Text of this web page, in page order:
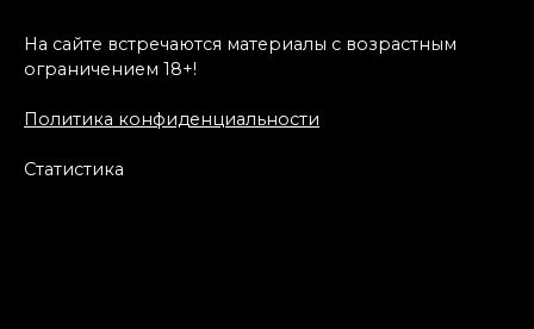
На сайте встречаются материалы с возрастным
ограничением 18+!
Политика конфиденциальности
Статистика